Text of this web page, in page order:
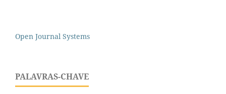
Open Journal Systems
PALAVRAS-CHAVE